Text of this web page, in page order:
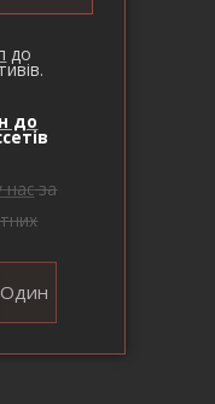
до
до
насза
Один